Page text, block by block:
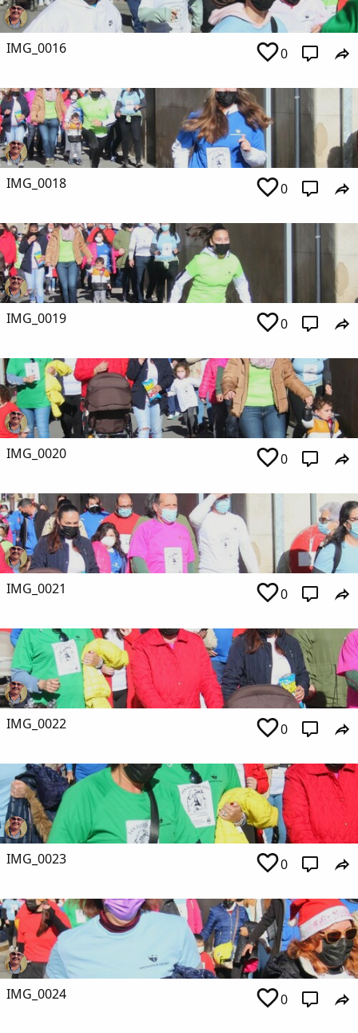
IMG_0016 0
IMG_0018 0
IMG_0019 0
IMG_0020 0
IMG_0021 0
IMG_0022 0
IMG_0023 0
IMG_0024 0